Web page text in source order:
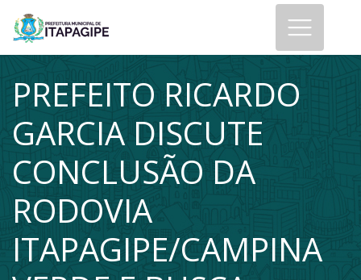
PREFEITO RICARDO
GARCIA DISCUTE
CONCLUSÃO DA
RODOVIA
ITAPAGIPE/CAMPINA